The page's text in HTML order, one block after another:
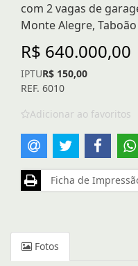
com 2 vagas de
Monte Alegre,
R$ 640.000,00
IPTUR$ 150,00
REF. 6010
Adicionar ao favoritos
Ficha de
Fotos